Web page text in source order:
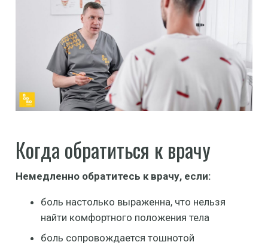
Когда обратиться к врачу
Немедленно обратитесь к врачу, если:
боль настолько выраженна, что нельзя
найти комфортного положения тела
боль сопровождается тошнотой